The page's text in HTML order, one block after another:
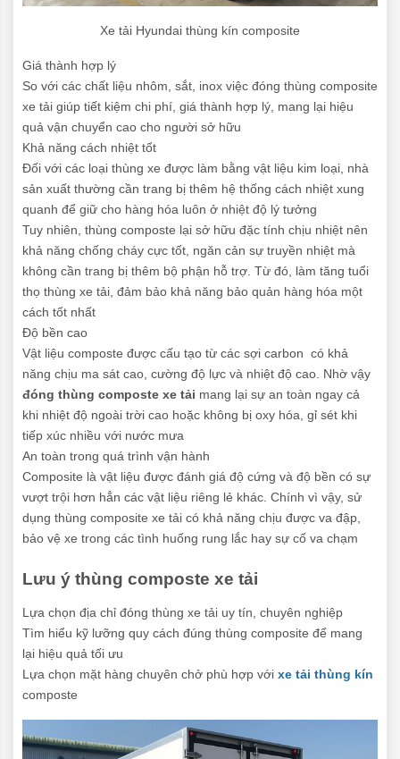
Xe tải Hyundai thùng kín composite
Giá thành hợp lý
So với các chất liệu nhôm, sắt, inox việc đóng thùng composite
xe tải giúp tiết kiệm chi phí, giá thành hợp lý, mang lại hiệu
quả vận chuyển cao cho người sở hữu
Khả năng cách nhiệt tốt
Đối với các loại thùng xe được làm bằng vật liệu kim loại, nhà
sản xuất thường cần trang bị thêm hệ thống cách nhiệt xung
quanh để giữ cho hàng hóa luôn ở nhiệt độ lý tưởng
Tuy nhiên, thùng composte lại sở hữu đặc tính chịu nhiệt nên
khả năng chống cháy cực tốt, ngăn cản sự truyền nhiệt mà
không cần trang bị thêm bộ phận hỗ trợ. Từ đó, làm tăng tuổi
thọ thùng xe tải, đảm bảo khả năng bảo quản hàng hóa một
cách tốt nhất
Độ bền cao
Vật liệu composte được cấu tạo từ các sợi carbon có khả
năng chịu ma sát cao, cường độ lực và nhiệt độ cao. Nhờ vậy
đóng thùng composte xe tải mang lại sự an toàn ngay cả
khi nhiệt độ ngoài trời cao hoặc không bị oxy hóa, gỉ sét khi
tiếp xúc nhiều với nước mưa
An toàn trong quá trình vận hành
Composite là vật liệu được đánh giá độ cứng và độ bền có sự
vượt trội hơn hẳn các vật liệu riêng lẻ khác. Chính vì vậy, sử
dụng thùng composite xe tải có khả năng chịu được va đập,
bảo vệ xe trong các tình huống rung lắc hay sự cố va chạm
Lưu ý thùng composte xe tải
Lựa chọn địa chỉ đóng thùng xe tải uy tín, chuyên nghiệp
Tìm hiểu kỹ lưỡng quy cách đúng thùng composite để mang
lại hiệu quả tối ưu
Lựa chọn mặt hàng chuyên chở phù hợp với xe tải thùng kín
composte